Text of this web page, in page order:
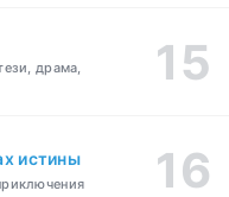
драма,
истины